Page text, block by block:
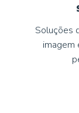
Soluções
imagem